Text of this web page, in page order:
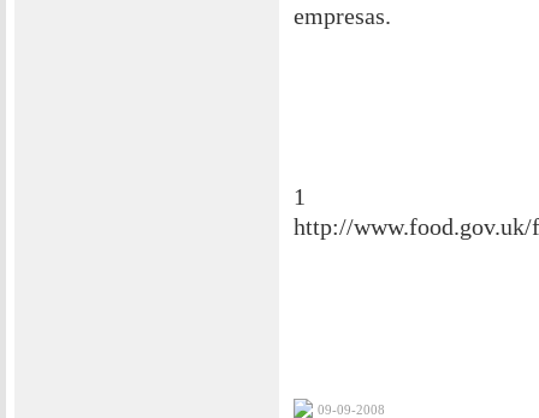
empresas.
1
http://www.food.gov.uk/
09-09-2008